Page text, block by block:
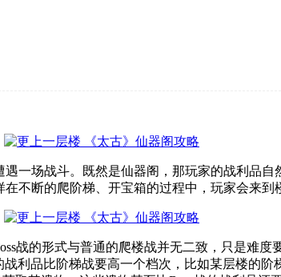
一场战斗。既然是仙器阁，那玩家的战利品
不断的爬阶梯、开宝箱的过程中，玩家会来到
战的形式与普通的爬楼战并无二致，只是难
利品比阶梯战要高一个档次，比如某层楼的